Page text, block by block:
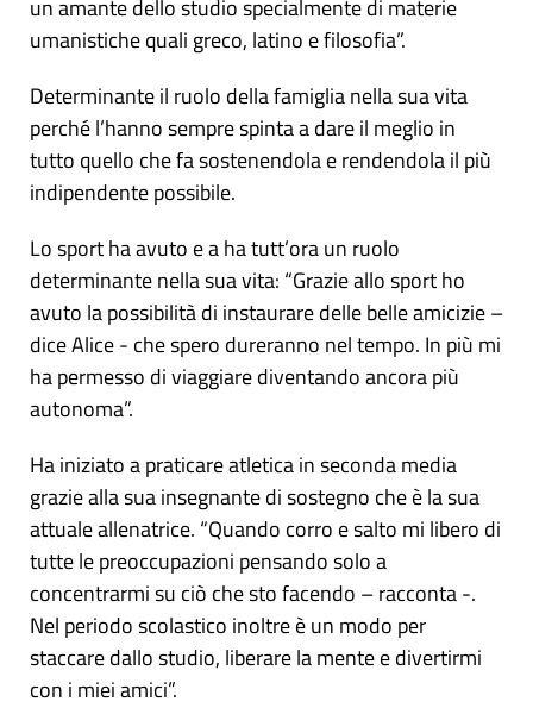
un amante dello studio specialmente di materie
umanistiche quali greco, latino e filosofia”.
Determinante il ruolo della famiglia nella sua vita
perché l’hanno sempre spinta a dare il meglio in
tutto quello che fa sostenendola e rendendola il più
indipendente possibile.
Lo sport ha avuto e a ha tutt’ora un ruolo
determinante nella sua vita: “Grazie allo sport ho
avuto la possibilità di instaurare delle belle amicizie –
dice Alice - che spero dureranno nel tempo. In più mi
ha permesso di viaggiare diventando ancora più
autonoma”.
Ha iniziato a praticare atletica in seconda media
grazie alla sua insegnante di sostegno che è la sua
attuale allenatrice. “Quando corro e salto mi libero di
tutte le preoccupazioni pensando solo a
concentrarmi su ciò che sto facendo – racconta -.
Nel periodo scolastico inoltre è un modo per
staccare dallo studio, liberare la mente e divertirmi
con i miei amici”.